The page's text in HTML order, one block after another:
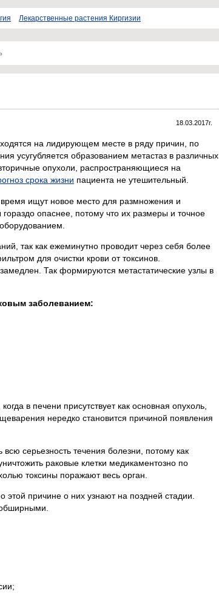
Лекарственные растения Киргизии
18.03.2017г.
на лидирующем месте в ряду причин, по
усугубляется образованием метастаз в различных
опухоли, распространяющиеся на
срока жизни пациента не утешительный.
ищут новое место для размножения и
опаснее, потому что их размеры и точное
так как ежеминутно проводит через себя более
для очистки крови от токсинов.
Так формируются метастатические узлы в
заболеванием:
в печени присутствует как основная опухоль,
нередко становится причиной появления
серьезность течения болезни, потому как
раковые клетки медикаментозно по
токсины поражают весь орган.
этой причине о них узнают на поздней стадии.